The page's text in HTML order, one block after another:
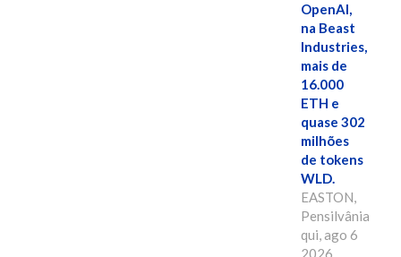
OpenAI,
na Beast
Industries,
mais de
16.000
ETH e
quase 302
milhões
de tokens
WLD.
EASTON,
Pensilvânia,
qui, ago 6
2026